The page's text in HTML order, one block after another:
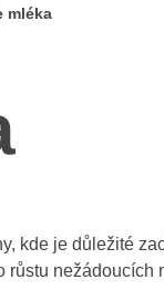
mléka
kde je důležité
nežádoucích